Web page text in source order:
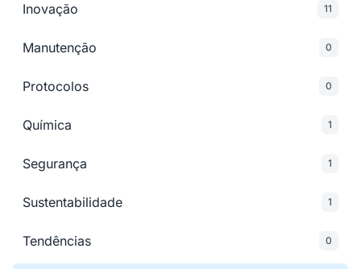
Inovação 11
Manutenção 0
Protocolos 0
Química 1
Segurança 1
Sustentabilidade 1
Tendências 0